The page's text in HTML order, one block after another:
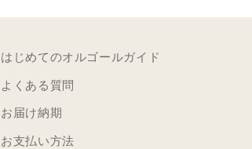
はじめてのオルゴールガイド
よくある質問
お届け納期
お支払い方法